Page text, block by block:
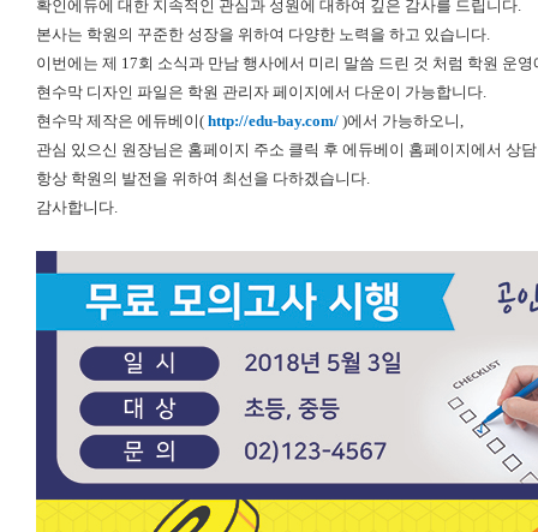
확인에듀에 대한 지속적인 관심과 성원에 대하여 깊은 감사를 드립니다.
본사는 학원의 꾸준한 성장을 위하여 다양한 노력을 하고 있습니다.
이번에는 제 17회 소식과 만남 행사에서 미리 말씀 드린 것 처럼 학원 운
현수막 디자인 파일은 학원 관리자 페이지에서 다운이 가능합니다.
현수막 제작은 에듀베이( http://edu-bay.com/ )에서 가능하오니,
관심 있으신 원장님은 홈페이지 주소 클릭 후 에듀베이 홈페이지에서 상
항상 학원의 발전을 위하여 최선을 다하겠습니다.
감사합니다.